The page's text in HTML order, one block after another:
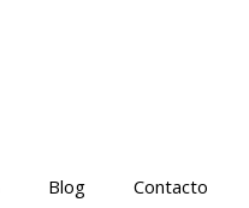
Blog Contacto